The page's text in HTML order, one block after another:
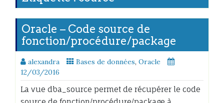
Oracle – Code source de
fonction/procédure/package
alexandra Bases de données, Oracle
12/03/2016
La vue dba_source permet de récupérer le code